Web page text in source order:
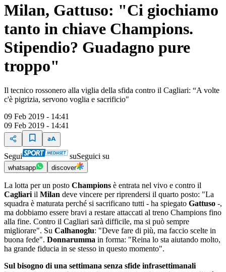
Milan, Gattuso: "Ci giochiamo
tanto in chiave Champions.
Stipendio? Guadagno pure
troppo"
Il tecnico rossonero alla viglia della sfida contro il Cagliari: “A volte
c'è pigrizia, servono voglia e sacrificio"
09 Feb 2019 - 14:41
09 Feb 2019 - 14:41
Segui suSeguici su
whatsapp discover
La lotta per un posto Champions è entrata nel vivo e contro il
Cagliari il Milan deve vincere per riprendersi il quarto posto: "La
squadra è maturata perché si sacrificano tutti - ha spiegato Gattuso -,
ma dobbiamo essere bravi a restare attaccati al treno Champions fino
alla fine. Contro il Cagliari sarà difficile, ma si può sempre
migliorare". Su Calhanoglu: "Deve fare di più, ma faccio scelte in
buona fede". Donnarumma in forma: "Reina lo sta aiutando molto,
ha grande fiducia in se stesso in questo momento".
Sul bisogno di una settimana senza sfide infrasettimanali